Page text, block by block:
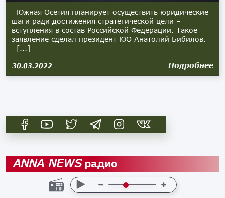
Южная Осетия планирует осуществить юридические
шаги ради достижения стратегической цели –
вступления в состав Российской Федерации. Такое
заявление сделал президент ЮО Анатолий Бибилов.
[...]
30.03.2022 Подробнее
ANNA NEWSрадио